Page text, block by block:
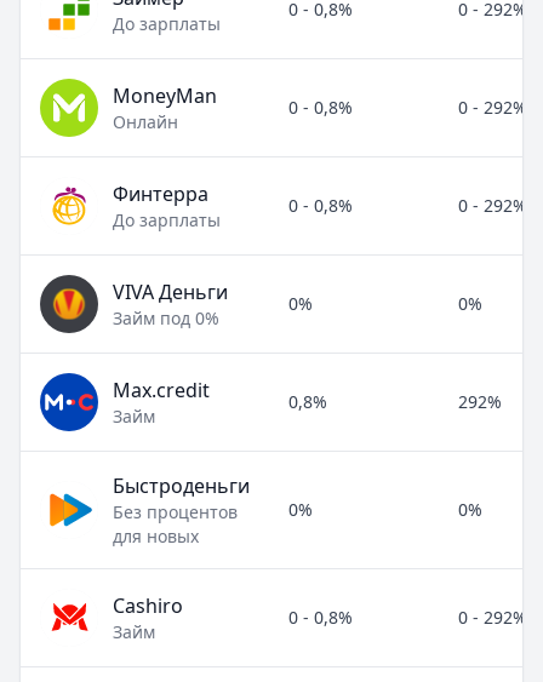
До зарплаты
0 - 0,8% 0 - 292%
MoneyMan
Онлайн
0 - 0,8% 0 - 292%
Финтерра
До зарплаты
0 - 0,8% 0 - 292%
VIVA Деньги
Займ под 0%
0% 0%
Max.credit
Займ
0,8% 292%
Быстроденьги
Без процентов
для новых
0% 0%
Cashiro
Займ
0 - 0,8% 0 - 292%